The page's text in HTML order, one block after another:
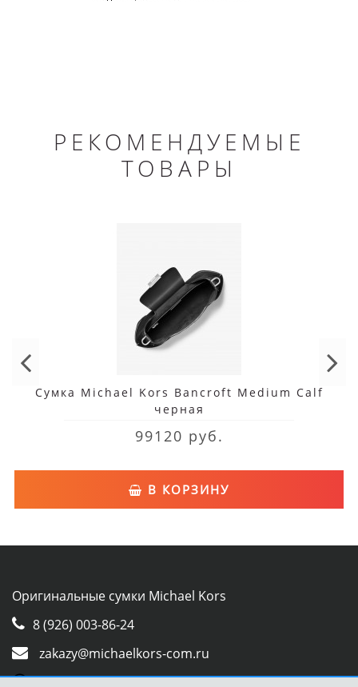
РЕКОМЕНДУЕМЫЕ
ТОВАРЫ
Сумка Michael Kors Bancroft Medium Calf
черная
99120 руб.
В КОРЗИНУ
Оригинальные сумки Michael Kors
8 (926) 003-86-24
zakazy@michaelkors-com.ru
Whatsapp